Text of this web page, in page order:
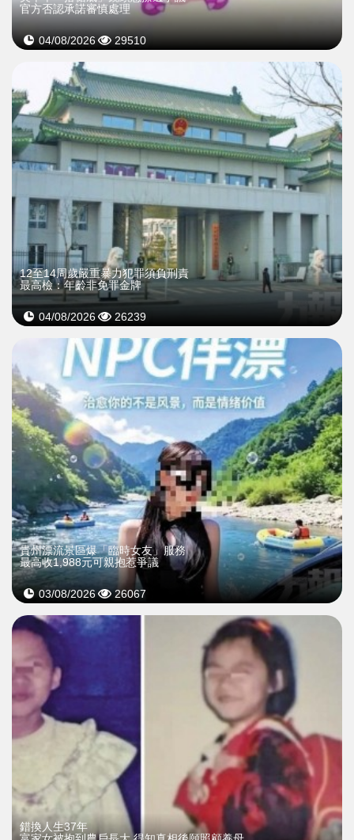
官方否認承諾審慎處理
04/08/2026 29510
12至14周歲嚴重暴力犯罪須負刑責
最高檢：年齡非免罪金牌
04/08/2026 26239
貴州漂流景區爆「臨時女友」服務
最高收1,988元可親抱惹爭議
03/08/2026 26067
錯換人生37年